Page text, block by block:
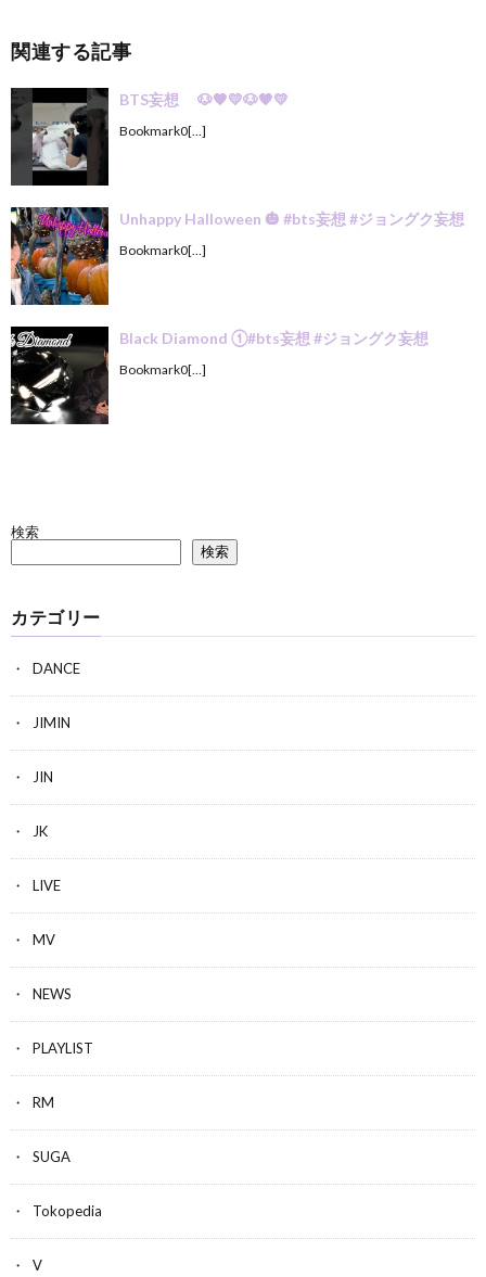
関連する記事
BTS妄想 🐶🧡💛🐶🧡💛
Bookmark0[…]
Unhappy Halloween 🎃 #bts妄想 #ジョングク妄想
Bookmark0[…]
Black Diamond ①#bts妄想 #ジョングク妄想
Bookmark0[…]
検索
検索
カテゴリー
DANCE
JIMIN
JIN
JK
LIVE
MV
NEWS
PLAYLIST
RM
SUGA
Tokopedia
V